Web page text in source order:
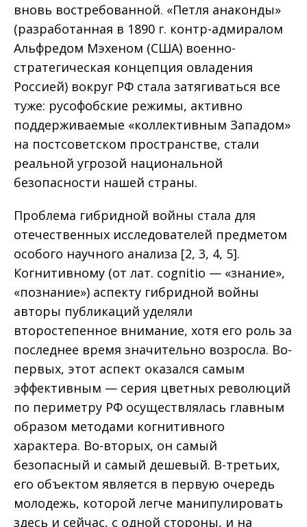
вновь востребованной. «Петля анаконды»
(разработанная в 1890 г. контр-адмиралом
Альфредом Мэхеном (США) военно-
стратегическая концепция овладения
Россией) вокруг РФ стала затягиваться все
туже: русофобские режимы, активно
поддерживаемые «коллективным Западом»
на постсоветском пространстве, стали
реальной угрозой национальной
безопасности нашей страны.
Проблема гибридной войны стала для
отечественных исследователей предметом
особого научного анализа [2, 3, 4, 5].
Когнитивному (от лат. cognitio — «знание»,
«познание») аспекту гибридной войны
авторы публикаций уделяли
второстепенное внимание, хотя его роль за
последнее время значительно возросла. Во-
первых, этот аспект оказался самым
эффективным — серия цветных революций
по периметру РФ осуществлялась главным
образом методами когнитивного
характера. Во-вторых, он самый
безопасный и самый дешевый. В-третьих,
его объектом является в первую очередь
молодежь, которой легче манипулировать
здесь и сейчас, с одной стороны, и на